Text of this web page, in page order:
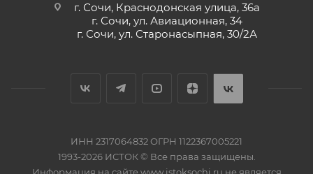
г. Сочи, Краснодонская улица, 36а
г. Сочи, ул. Авиационная, 34
г. Сочи, ул. Старонасыпная, 30/2А
ИНН 2317064832 ОГРН 1122367005221
1993-2026 ИСТОК © Все права защищены.